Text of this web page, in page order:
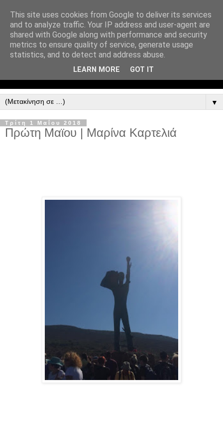
▼
Τρίτη 1 Μαΐου 2018
Πρώτη Μαϊου | Μαρίνα Καρτελιά
This site uses cookies from Google to deliver its services
and to analyze traffic. Your IP address and user-agent are
shared with Google along with performance and security
metrics to ensure quality of service, generate usage
statistics, and to detect and address abuse.
LEARN MORE GOT IT